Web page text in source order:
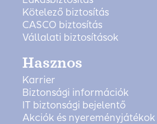
Kötelező biztosítás
CASCO biztosítás
Vállalati biztosítások
Hasznos
Karrier
Biztonsági információk
IT biztonsági bejelentő
Akciók és nyereményjátékok